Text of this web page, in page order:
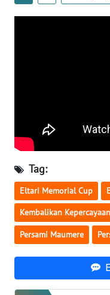
Tag:
Eltari Memorial Cup
Kembalikan
Persami Maumere
WN
WN
KALTIM
WN
SULSEL
WN
GORONTALO